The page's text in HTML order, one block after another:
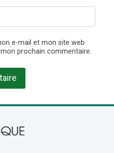
e-mail et mon site web
prochain commentaire.